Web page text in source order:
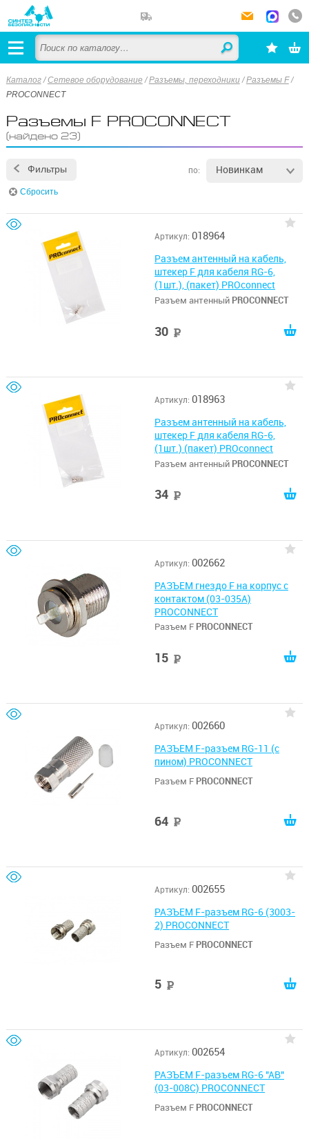
Каталог /Сетевое оборудование /Разъемы, переходники /Разъемы F/
PROCONNECT
Разъемы F PROCONNECT
(найдено 23)
Фильтры по: Новинкам
Сбросить
Артикул: 018964
Разъем антенный на кабель,
штекер F для кабеля RG-6,
(1шт.), (пакет) PROconnect
Разъем антенный PROCONNECT
30
Артикул: 018963
Разъем антенный на кабель,
штекер F для кабеля RG-6,
(1шт.) (пакет) PROconnect
Разъем антенный PROCONNECT
34
Артикул: 002662
РАЗЪЕМ гнездо F на корпус с
контактом (03-035A)
PROCONNECT
Разъем F PROCONNECT
15
Артикул: 002660
РАЗЪЕМ F-разъем RG-11 (с
пином) PROCONNECT
Разъем F PROCONNECT
64
Артикул: 002655
РАЗЪЕМ F-разъем RG-6 (3003-
2) PROCONNECT
Разъем F PROCONNECT
5
Артикул: 002654
РАЗЪЕМ F-разъем RG-6 "AB"
(03-008C) PROCONNECT
Разъем F PROCONNECT